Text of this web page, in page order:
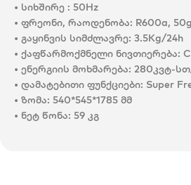
• სიხშირე : 50Hz
• ფრეონი, რაოდენობა: R600a, 50g
• გაყინვის სიმძლავრე: 3.5Kg/24h
• ქაფწარმოქმნელი ნივთიერება:
• ენერგიის მოხმარება: 280კვტ-
• დამატებითი ფუნქციები: Super
• ზომა: 540*545*1785 მმ
• ნეტ წონა: 59 კგ